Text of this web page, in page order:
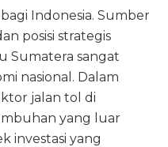
Indonesia. Sumber
posisi strategis
Sumatera sangat
nasional. Dalam
jalan tol di
yang luar
investasi yang